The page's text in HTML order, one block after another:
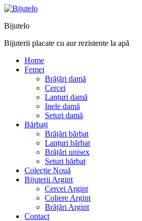
Bijutelo
Bijuterii placate cu aur rezistente la apă
Home
Femei
Brățări damă
Cercei
Lanțuri damă
Inele damă
Seturi damă
Bărbați
Brățări bărbat
Lanțuri bărbat
Brățări unisex
Seturi bărbat
Colecție Nouă
Bijuterii Argint
Cercei Argint
Coliere Argint
Brățări Argint
Contact